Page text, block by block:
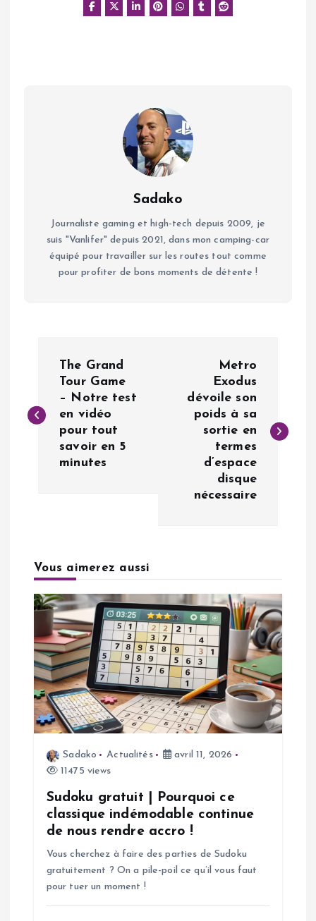
Sadako
Journaliste gaming et high-tech depuis 2009, je
suis "Vanlifer" depuis 2021, dans mon camping-car
équipé pour travailler sur les routes tout comme
pour profiter de bons moments de détente !
v
t
o
n
d
e
The Grand
Tour Game
– Notre test
en vidéo
pour tout
savoir en 5
minutes
Metro
Exodus
dévoile son
poids à sa
sortie en
termes
d’espace
disque
nécessaire
Vous aimerez aussi
Sadako Actualités
avril 11, 2026
11475 views
Sudoku gratuit | Pourquoi ce
classique indémodable continue
de nous rendre accro !
Vous cherchez à faire des parties de Sudoku
gratuitement ? On a pile-poil ce qu’il vous faut
pour tuer un moment !